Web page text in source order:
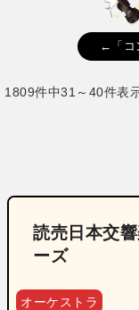
←「コ
1809件中31～40件表
読売日本交
ーズ
オーケストラ